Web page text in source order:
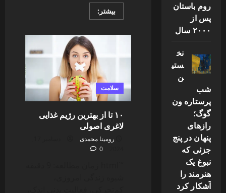
بیشتر:Read
more
دمنوش
مفید
برای
کاهش
استرس
سلامت
۱۰ تا از بهترین رژیم غذایی
لاغری اصولی
رومینا محمدی
0
روم باستان
پس از
۲۰۰۰ سال
نخ
ستی
ن
شب
پرستاره ون
گوگ؛
رازهای
پنهان در پنج
جزئی که
نبوغ یک
هنرمند را
آشکار کرد